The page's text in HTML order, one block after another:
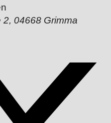
04668 Grimma